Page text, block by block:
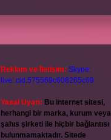
Reklam ve İletişim: Skype:
live:.cid.575569c608265c69
Yasal Uyarı: Bu internet sitesi,
herhangi bir marka, kurum veya
şahıs şirketi ile hiçbir bağlantısı
bulunmamaktadır. Sitede